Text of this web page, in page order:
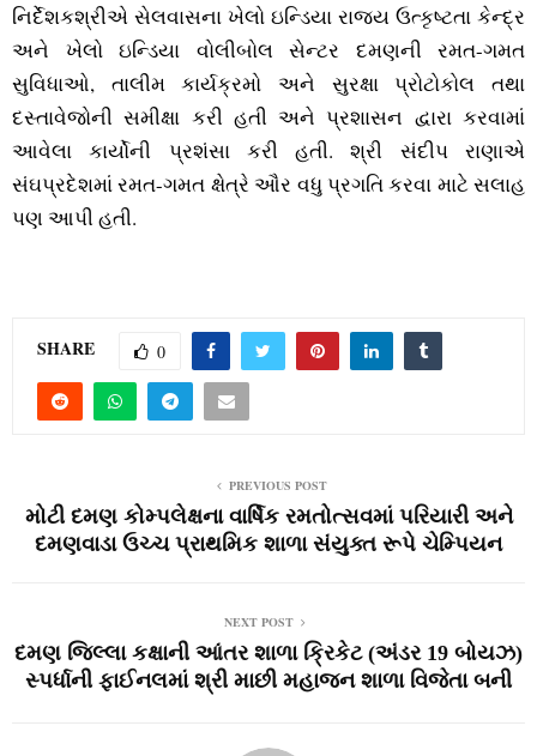
નિર્દેશકશ્રીએ સેલવાસના ખેલો ઇન્‍ડિયા રાજ્‍ય ઉત્‍કૃષ્‍ટતા કેન્‍દ્ર
અને ખેલો ઇન્‍ડિયા વોલીબોલ સેન્‍ટર દમણની રમત-ગમત
સુવિધાઓ, તાલીમ કાર્યક્રમો અને સુરક્ષા પ્રોટોકોલ તથા
દસ્‍તાવેજોની સમીક્ષા કરી હતી અને પ્રશાસન દ્વારા કરવામાં
આવેલા કાર્યોની પ્રશંસા કરી હતી. શ્રી સંદીપ રાણાએ
સંઘપ્રદેશમાં રમત-ગમત ક્ષેત્રે ઔર વધુ પ્રગતિ કરવા માટે સલાહ
પણ આપી હતી.
SHARE 0
PREVIOUS POST
મોટી દમણ કોમ્‍પલેક્ષના વાર્ષિક રમતોત્‍સવમાં પરિયારી અને
દમણવાડા ઉચ્‍ચ પ્રાથમિક શાળા સંયુક્‍ત રૂપે ચેમ્‍પિયન
NEXT POST
દમણ જિલ્લા કક્ષાની આંતર શાળા ક્રિકેટ (અંડર 19 બોયઝ)
સ્‍પર્ધાની ફાઈનલમાં શ્રી માછી મહાજન શાળા વિજેતા બની